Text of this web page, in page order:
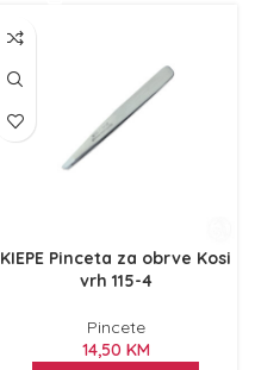
KIEPE Pinceta za obrve Kosi
vrh 115-4
Pincete
14,50 KM